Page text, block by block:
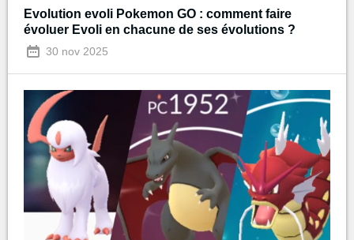
Evolution evoli Pokemon GO : comment faire
évoluer Evoli en chacune de ses évolutions ?
30 nov 2025